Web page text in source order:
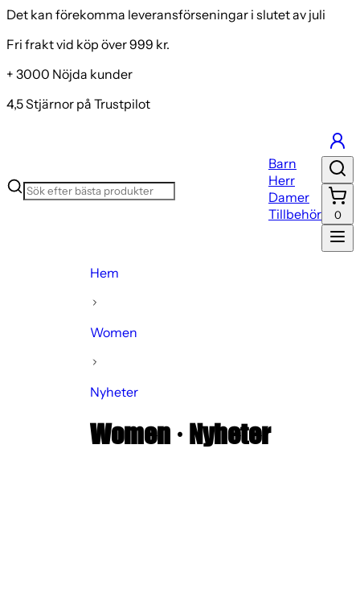
Det kan förekomma leveransförseningar i slutet av juli
Fri frakt vid köp över 999 kr.
+ 3000 Nöjda kunder
4,5 Stjärnor på Trustpilot
Barn
Herr
Damer
Tillbehör
0
Hem
Women
Nyheter
Women · Nyheter